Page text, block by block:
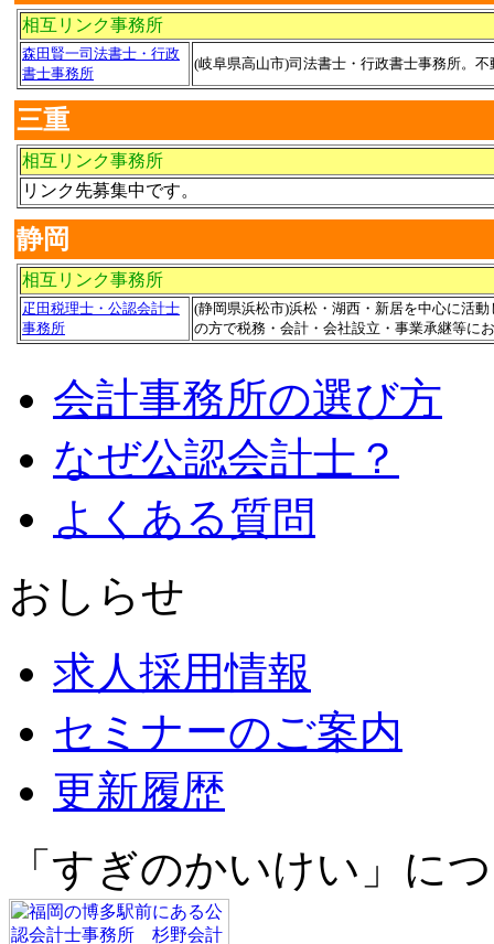
相互リンク事務所
森田賢一司法書士・行政
書士事務所
(岐阜県高山市)司法書士・行政書士事務所。
三重
相互リンク事務所
リンク先募集中です。
静岡
相互リンク事務所
疋田税理士・公認会計士
事務所
(静岡県浜松市)浜松・湖西・新居を中心に活
の方で税務・会計・会社設立・事業承継等に
会計事務所の選び方
なぜ公認会計士？
よくある質問
おしらせ
求人採用情報
セミナーのご案内
更新履歴
「すぎのかいけい」に